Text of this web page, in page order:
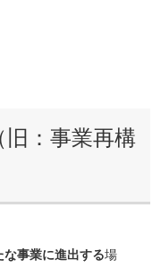
：事業再構
な事業に進出する場